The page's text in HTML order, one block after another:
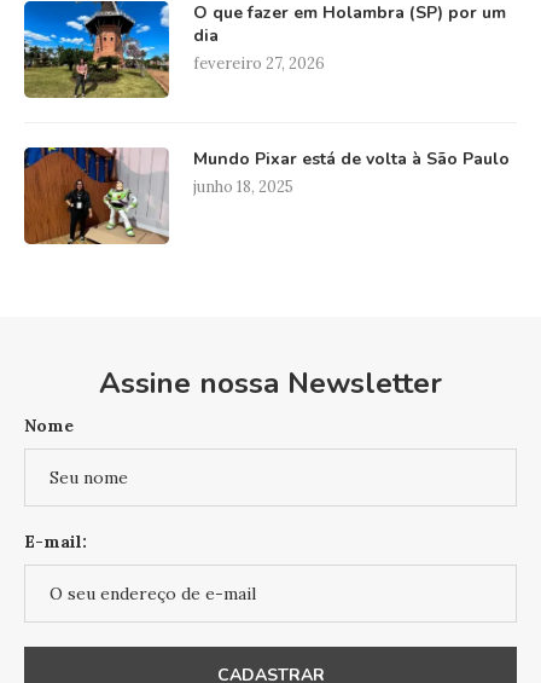
O que fazer em Holambra (SP) por um
dia
fevereiro 27, 2026
Mundo Pixar está de volta à São Paulo
junho 18, 2025
Assine nossa Newsletter
Nome
E-mail: